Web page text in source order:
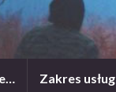
Zakres usług